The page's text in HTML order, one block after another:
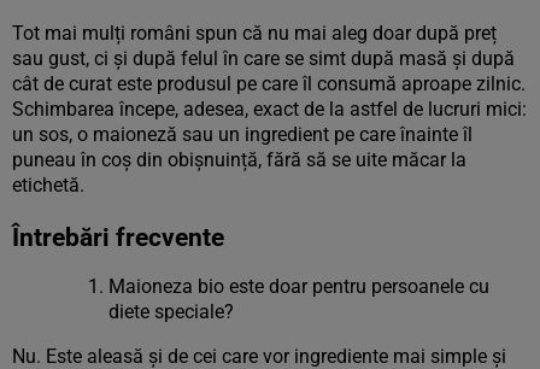
Tot mai mulți români spun că nu mai aleg doar după preț
sau gust, ci și după felul în care se simt după masă și după
cât de curat este produsul pe care îl consumă aproape zilnic.
Schimbarea începe, adesea, exact de la astfel de lucruri mici:
un sos, o maioneză sau un ingredient pe care înainte îl
puneau în coș din obișnuință, fără să se uite măcar la
etichetă.
Întrebări frecvente
Maioneza bio este doar pentru persoanele cu
diete speciale?
Nu. Este aleasă și de cei care vor ingrediente mai simple și